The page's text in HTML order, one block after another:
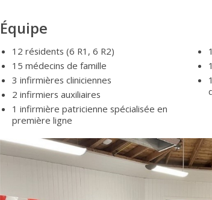
Équipe
12 résidents (6 R1, 6 R2)
15 médecins de famille
3 infirmières cliniciennes
2 infirmiers auxiliaires
1 infirmière patricienne spécialisée en
première ligne